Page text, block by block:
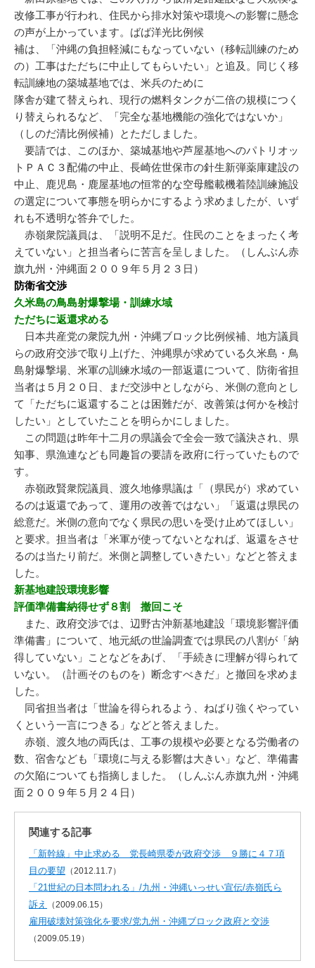
改修工事が行われ、住民から排水対策や環境への影響に懸念
の声が上かっています。ばば洋光比例候
補は、「沖縄の負担軽減にもなっていない（移転訓練のため
の）工事はただちに中止してもらいたい」と追及。同じく移
転訓練地の築城基地では、米兵のために
隊舎が建て替えられ、現行の燃料タンクが二倍の規模につく
り替えられるなど、「完全な基地機能の強化ではないか」
（しのだ清比例候補）とただしました。
要請では、このほか、築城基地や芦屋基地へのパトリオッ
トＰＡＣ３配備の中止、長崎佐世保市の針生新弾薬庫建設の
中止、鹿児島・鹿屋基地の恒常的な空母艦載機着陸訓練施設
の選定について事態を明らかにするよう求めましたが、いず
れも不透明な答弁でした。
赤嶺衆院議員は、「説明不足だ。住民のことをまったく考
えていない」と担当者らに苦言を呈しました。（しんぶん赤
旗九州・沖縄面２００９年５月２３日）
防衛省交渉
久米島の鳥島射爆撃場・訓練水域
ただちに返還求める
日本共産党の衆院九州・沖縄ブロック比例候補、地方議員
らの政府交渉で取り上げた、沖縄県が求めている久米島・鳥
島射爆撃場、米軍の訓練水域の一部返還について、防衛省担
当者は５月２０日、まだ交渉中としながら、米側の意向とし
て「ただちに返還することは困難だが、改善策は何かを検討
したい」としていたことを明らかにしました。
この問題は昨年十二月の県議会で全会一致で議決され、県
知事、県漁連なども同趣旨の要請を政府に行っていたもので
す。
赤嶺政賢衆院議員、渡久地修県議は「（県民が）求めてい
るのは返還であって、運用の改善ではない」「返還は県民の
総意だ。米側の意向でなく県民の思いを受け止めてほしい」
と要求。担当者は「米軍が使ってないとなれば、返還をさせ
るのは当たり前だ。米側と調整していきたい」などと答えま
した。
新基地建設環境影響
評価準備書納得せず８割 撤回こそ
また、政府交渉では、辺野古沖新基地建設「環境影響評価
準備書」について、地元紙の世論調査では県民の八割が「納
得していない」ことなどをあげ、「手続きに理解が得られて
いない。（計画そのものを）断念すべきだ」と撤回を求めま
した。
同省担当者は「世論を得られるよう、ねばり強くやってい
くという一言につきる」などと答えました。
赤嶺、渡久地の両氏は、工事の規模や必要となる労働者の
数、宿舎なども「環境に与える影響は大きい」など、準備書
の欠陥についても指摘しました。（しんぶん赤旗九州・沖縄
面２００９年５月２４日）
関連する記事
「新幹線」中止求める 党長崎県委が政府交渉 ９勝に４７項
目の要望 （2012.11.7）
「21世紀の日本問われる」/九州・沖縄いっせい宣伝/赤嶺氏ら
訴え
（2009.06.15）
雇用破壊対策強化を要求/党九州・沖縄ブロック政府と交渉
（2009.05.19）